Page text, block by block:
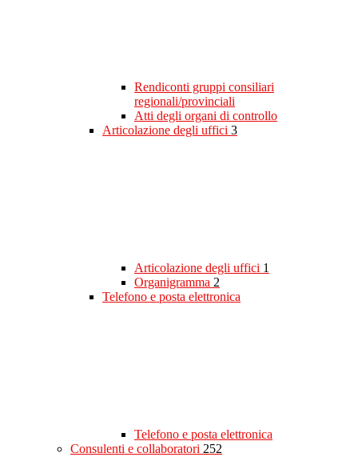
Rendiconti gruppi consiliari
regionali/provinciali
Atti degli organi di controllo
Articolazione degli uffici 3
Articolazione degli uffici 1
Organigramma 2
Telefono e posta elettronica
Telefono e posta elettronica
Consulenti e collaboratori 252